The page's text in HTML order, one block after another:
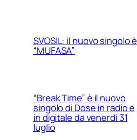
SVOSIL: il nuovo singolo è
“MUFASA”
“Break Time” è il nuovo
singolo di Dose in radio e
in digitale da venerdì 31
luglio